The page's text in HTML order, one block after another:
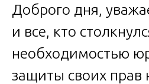
Доброго дня,
и все, кто
необходимостью
защиты своих прав